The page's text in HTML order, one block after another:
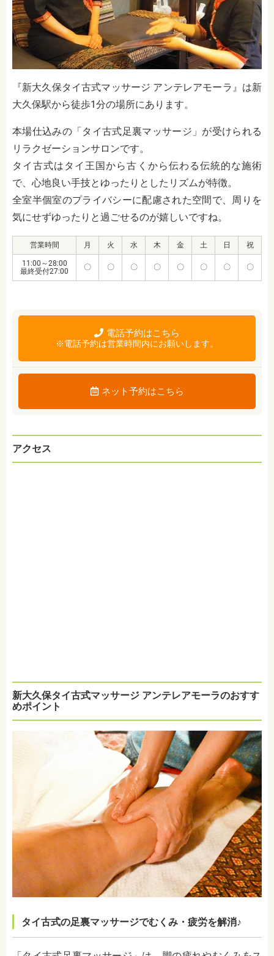
『新大久保タイ古式マッサージ アンテレアモーラ』は新
大久保駅から徒歩1分の場所にあります。
本場仕込みの「タイ古式足裏マッサージ」が受けられる
リラクゼーションサロンです。
タイ古式はタイ王国から古くから伝わる伝統的な施術
で、心地良い手技とゆったりとしたリズムが特徴。
全室半個室のプライバシーに配慮された空間で、周りを
気にせずゆったりと過ごせるのが嬉しいですね。
営業時間 月 火 水 木 金 土 日 祝
11:00～28:00
最終受付27:00
〇 〇 〇 〇 〇 〇 〇 〇
電話予約はこちら
※電話予約は営業時間内にお願いします。
ネット予約はこちら
アクセス
新大久保タイ古式マッサージ アンテレアモーラのおすす
めポイント
タイ古式の足裏マッサージでむくみ・疲労を解消♪